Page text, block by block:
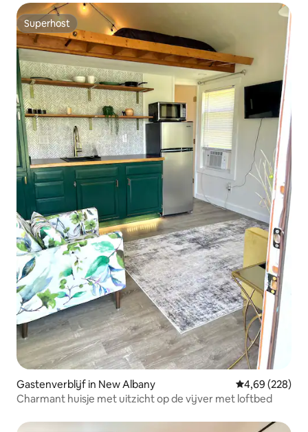
Superhost
Superhost
Gastenverblijf in New Albany Gemiddelde
4,69 (228)
Charmant huisje met uitzicht op de vijver met loftbed